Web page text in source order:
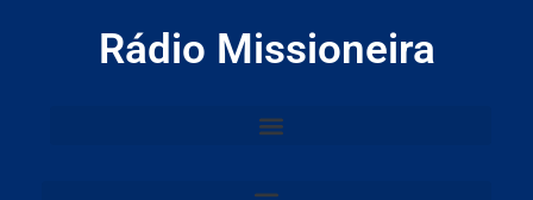
Rádio Missioneira